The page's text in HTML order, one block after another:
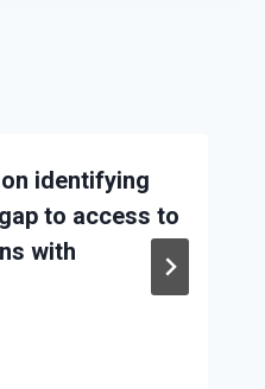
identifying
to access to
with